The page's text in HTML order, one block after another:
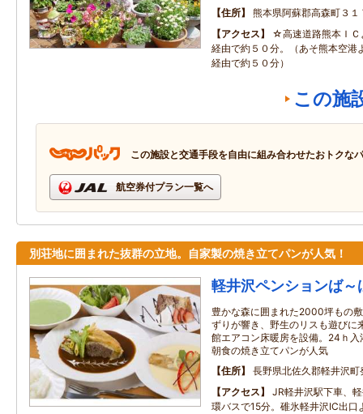
住所
熊本県阿蘇郡高森町３１
アクセス
☆高速道路熊本ＩＣ
経由で約５０分。（あそ熊本空港
経由で約５０分）
この施
この施設と交通手段を自由に組み合わせたおトクな
航空券付プラン一覧へ
別荘地に囲まれた抜群の立地。自家製の焼き立てパンが人気！
軽井沢ペンションば～
豊かな森に囲まれた2000坪もの
ずりが響き、野生のリスも遊びに
館エアコン床暖房を設備。24ｈ
朝食の焼き立てパンが人気
住所
長野県北佐久郡軽井沢
アクセス
JR軽井沢駅下車、
環バスで15分。碓氷軽井沢IC出口